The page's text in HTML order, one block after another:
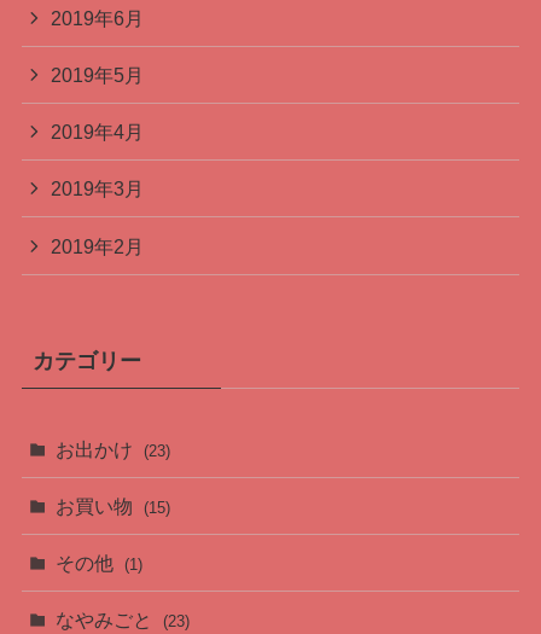
2019年6月
2019年5月
2019年4月
2019年3月
2019年2月
カテゴリー
お出かけ (23)
お買い物 (15)
その他 (1)
なやみごと (23)